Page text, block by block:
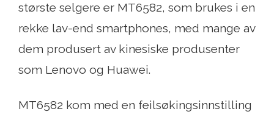
største selgere er MT6582, som brukes i en
rekke lav-end smartphones, med mange av
dem produsert av kinesiske produsenter
som Lenovo og Huawei.
MT6582 kom med en feilsøkingsinnstilling